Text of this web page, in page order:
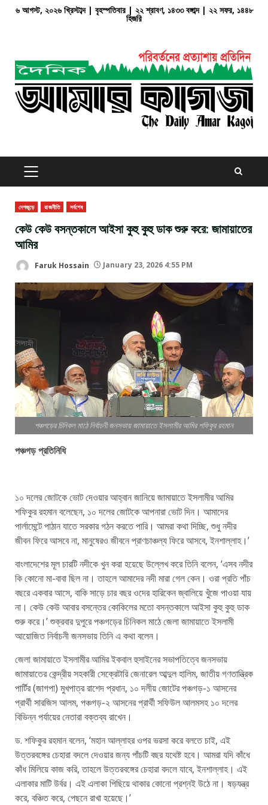
Skip৬ আগস্ট, ২০২৬ খ্রিস্টাব্দ | বৃহস্পতিবার | ২২ শ্রাবণ, ১৪৩৩ বঙ্গাব্দ | ২২ সফর, ১৪৪৮
হিজরি
PRIMARY
MENU
দেশজুড়ে রাজনীতি সর্বশেষ
কেউ কেউ বসন্তকালে আইসা কুহু কুহু ডাক শুরু করে: জামায়াতের
আমির
Faruk Hossain January 23, 2026 4:55 PM
পঞ্চগড়ের চিনিকল মাঠে নির্বাচনী জনসভায় জামায়াতে ইসলামীর আমির শফিকুর রহমান
পঞ্চগড় প্রতিনিধি
১০ দলের জোটকে ভোট দেওয়ার আহ্বান জানিয়ে জামায়াতে ইসলামীর আমির
শফিকুর রহমান বলেছেন, ১০ দলের জোটকে আপনারা ভোট দিন। আমাদের
পার্লামেন্টে পাঠান যাতে সরকার গঠন করতে পারি। আমরা কথা দিচ্ছি, শুধু নদীর
জীবন ফিরে আসবে না, মানুষেরও জীবনে প্রাণচাঞ্চল্য ফিরে আসবে, ইনশাল্লাহ।’
বাংলাদেশের মূল চারটি নদীকে খুন করা হয়েছে উল্লেখ করে তিনি বলেন, ‘এসব নদীর
কি কোনো মা-বাবা ছিল না। তাহলে আমাদের নদী মারা গেল কেন। ওরা প্রতি পাঁচ
বছরে একবার আসে, বাকি সাড়ে চার বছর ওদের হারিকেন জ্বালিয়ে খুঁজে পাওয়া যায়
না। কেউ কেউ আবার বসন্তের কোকিলের মতো বসন্তকালে আইসা কুহু কুহু ডাক
শুরু করে।’ শুক্রবার দুপুরে পঞ্চগড়ের চিনিকল মাঠে জেলা জামায়াতে ইসলামী
আয়োজিত নির্বাচনী জনসভায় তিনি এ কথা বলেন।
জেলা জামায়াতে ইসলামীর আমির ইকবাল হুসাইনের সভাপতিত্বে জনসভায়
জামায়াতের কেন্দ্রীয় সহকারী সেক্রেটারি জেনারেল আব্দুল হালিম, জাতীয় গণতান্ত্রিক
পার্টির (জাগপা) মুখপাত্র রাশেদ প্রধান, ১০ দলীয় জোটের পঞ্চগড়-১ আসনের
প্রার্থী সারজিস আলম, পঞ্চগড়-২ আসনের প্রার্থী সফিউল আলমসহ ১০ দলের
বিভিন্ন পর্যায়ের নেতারা বক্তব্য রাখেন।
ড. শফিকুর রহমান বলেন, ‌‘মহান আল্লাহর ওপর ভরসা করে বলতে চাই, এই
উত্তরবঙ্গের চেহারা বদলে দেওয়ার জন্য পাঁচটি বছর যথেষ্ট হবে। আমরা যদি কাঁধে
কাঁধ মিলিয়ে কাজ করি, তাহলে উত্তরবঙ্গের চেহারা বদলে যাবে, ইনশাল্লাহ। এই
এলাকার মাটি উর্বর। এই এলাকা পিছিয়ে থাকার কোনো প্রশ্নই উঠে না। ষড়যন্ত্র
করে, বঞ্চিত করে, পেছনে রাখা হয়েছে।’